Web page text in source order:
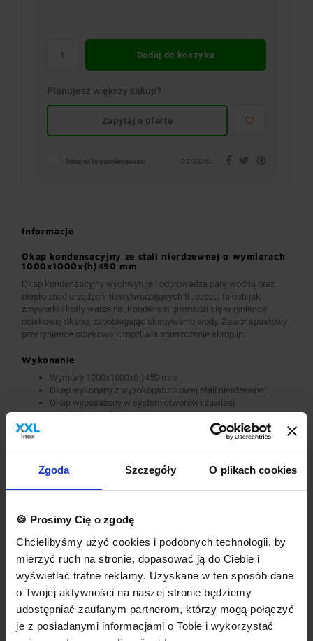
Zgoda Szczegóły O plikach cookies
🍪 Prosimy Cię o zgodę
Chcielibyśmy użyć cookies i podobnych technologii, by
mierzyć ruch na stronie, dopasować ją do Ciebie i
wyświetlać trafne reklamy. Uzyskane w ten sposób dane
o Twojej aktywności na naszej stronie będziemy
udostępniać zaufanym partnerom, którzy mogą połączyć
je z posiadanymi informacjami o Tobie i wykorzystać
Dodaj do koszyka
Planujesz większy zakup?
Zapytaj o ofertę
Dodaj do listy porównawczej
Informacje
Okap kondensacyjny ze stali nierdzewnej o wymiarach
1000x1000x(h)450 mm
Okap kondensacyjny wychwytuje i odprowadza parę wodną oraz
ciepło znad urządzeń niewytwarzających tłuszczu, takich jak
zmywarki i kotły warzelne. Kondensat gromadzi się w rynience
ociekowej okapu, zapobiegając skapywaniu wody. Zawór spustowy
przy rynience ociekowej umożliwia spuszczenie skroplin.
Wykonanie
Wymiary 1000x1000x(h)450 mm
Okap wykonany z wysokogatunkowej stali nierdzewnej.
Okap wyposażony w system otworów i zawiesi
umożliwiających montaż.
Króćce stanowią dodatkowe wyposażenie okapu.
Okap należy podłączyć do wentylatora lub instalacji
wentylacyjnej w budynku.
Opcje dodatkowe
wykonanie w standardzie AISI 304
inne dodatkowe wymagania
Wyposażenie dodatkowe dostępne za dopłatą. Prosimy o wybranie
odpowiednich opcji przed dodaniem produktu do koszyka. W
przypadku niestandardowych wymagań dotyczących produktu
prosimy o dodanie komentarza w polu Dodatkowe wymagania.
Najwyższa jakość wykonania